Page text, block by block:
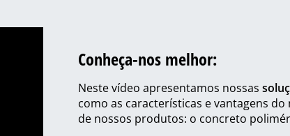
Conheça-nos melhor:
Neste vídeo apresentamos nossas
como as características e vantagens
de nossos produtos: o concreto